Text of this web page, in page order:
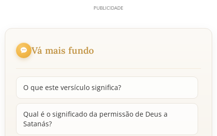
Vá mais fundo
O que este versículo significa?
Qual é o significado da permissão de Deus a
Satanás?